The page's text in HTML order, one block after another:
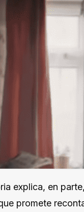
explica, en
promete